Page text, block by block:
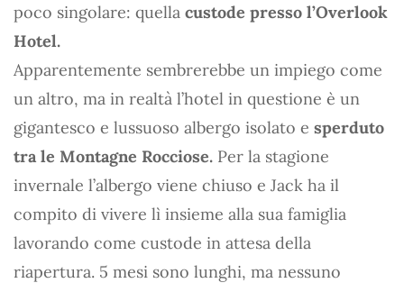
poco singolare: quella custode presso l’Overlook
Hotel.
Apparentemente sembrerebbe un impiego come
un altro, ma in realtà l’hotel in questione è un
gigantesco e lussuoso albergo isolato e sperduto
tra le Montagne Rocciose. Per la stagione
invernale l’albergo viene chiuso e Jack ha il
compito di vivere lì insieme alla sua famiglia
lavorando come custode in attesa della
riapertura. 5 mesi sono lunghi, ma nessuno